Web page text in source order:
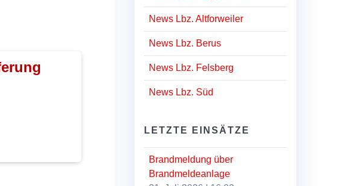
News Lbz. Altforweiler
News Lbz. Berus
News Lbz. Felsberg
News Lbz. Süd
LETZTE EINSÄTZE
Brandmeldung über
Brandmeldeanlage